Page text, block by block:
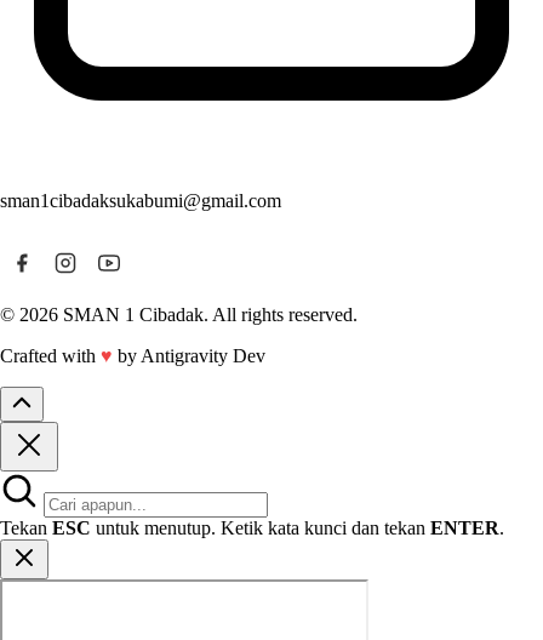
sman1cibadaksukabumi@gmail.com
© 2026 SMAN 1 Cibadak. All rights reserved.
Crafted with ♥ by Antigravity Dev
Tekan ESC untuk menutup. Ketik kata kunci dan tekan ENTER.